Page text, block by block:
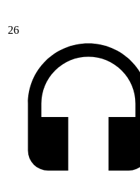
26